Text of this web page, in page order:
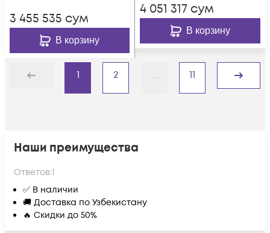
3 455 535 сум
В корзину
4 051 317 сум
В корзину
Назад
1 2 ... 11
Дальше
Наши преимущества
Ответов:1
✅ В наличии
🚚 Доставка по Узбекистану
🔥 Скидки до 50%